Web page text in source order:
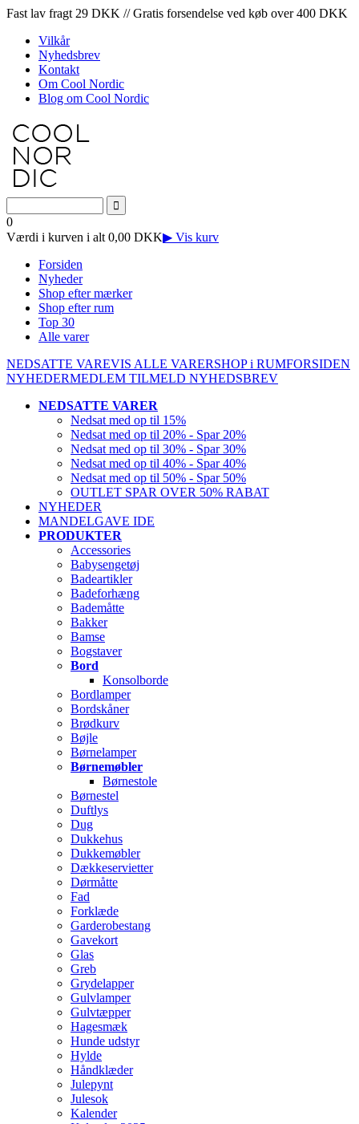
Fast lav fragt 29 DKK // Gratis forsendelse ved køb over 400 DKK
Vilkår
Nyhedsbrev
Kontakt
Om Cool Nordic
Blog om Cool Nordic
0
Værdi i kurven i alt 0,00 DKK▶ Vis kurv
Forsiden
Nyheder
Shop efter mærker
Shop efter rum
Top 30
Alle varer
NEDSATTE VAREVIS ALLE VARERSHOP i RUMFORSIDEN
NYHEDERMEDLEM TILMELD NYHEDSBREV
NEDSATTE VARER
Nedsat med op til 15%
Nedsat med op til 20% - Spar 20%
Nedsat med op til 30% - Spar 30%
Nedsat med op til 40% - Spar 40%
Nedsat med op til 50% - Spar 50%
OUTLET SPAR OVER 50% RABAT
NYHEDER
MANDELGAVE IDE
PRODUKTER
Accessories
Babysengetøj
Badeartikler
Badeforhæng
Bademåtte
Bakker
Bamse
Bogstaver
Bord
Konsolborde
Bordlamper
Bordskåner
Brødkurv
Bøjle
Børnelamper
Børnemøbler
Børnestole
Børnestel
Duftlys
Dug
Dukkehus
Dukkemøbler
Dækkeservietter
Dørmåtte
Fad
Forklæde
Garderobestang
Gavekort
Glas
Greb
Grydelapper
Gulvlamper
Gulvtæpper
Hagesmæk
Hunde udstyr
Hylde
Håndklæder
Julepynt
Julesok
Kalender